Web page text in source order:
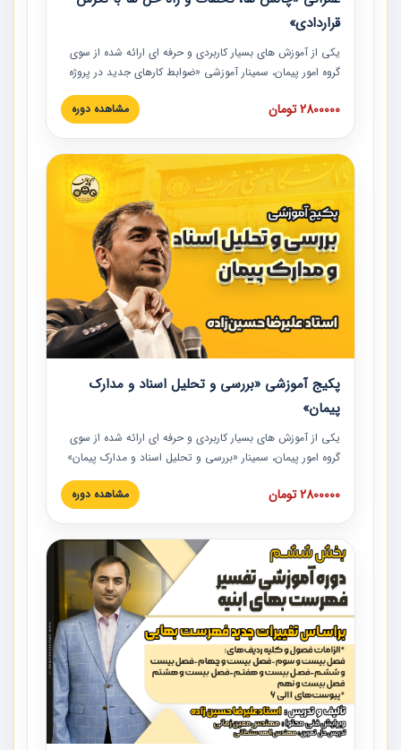
قراردادی»
یکی از آموزش‏‏‏‏‏‏ های بسیار کاربردی و حرفه‏ ای ارائه شده از سوی
گروه امور پیمان، سمینار آموزشی «ضوابط کارهای جدید در پروژه
های عمرانی» چالش ها، تخلفات و راه حل ها با نگرش قراردادی
است که در محل سندیکای شرکت های ساختمانی کشور ارائه شد.
مدارک پیمان به همراه تجربیات عملی ارائه شده است.
2800000 تومان مشاهده دوره
پکیج آموزشی «بررسی و تحلیل اسناد و مدارک
پیمان»
یکی از آموزش‏‏‏‏‏‏ های بسیار کاربردی و حرفه‏ ای ارائه شده از سوی
گروه امور پیمان، سمینار «بررسی و تحلیل اسناد و مدارک پیمان»
است که در دانشگاه صنعتی شریف ارائه شد. در این آموزش
نکات کلیدی مربوط به اسناد و مدارک پیمان، اولویت بندی اسناد
پیمان به همراه تجربیات عملی در این خصوص ارائه شده است.
2800000 تومان مشاهده دوره